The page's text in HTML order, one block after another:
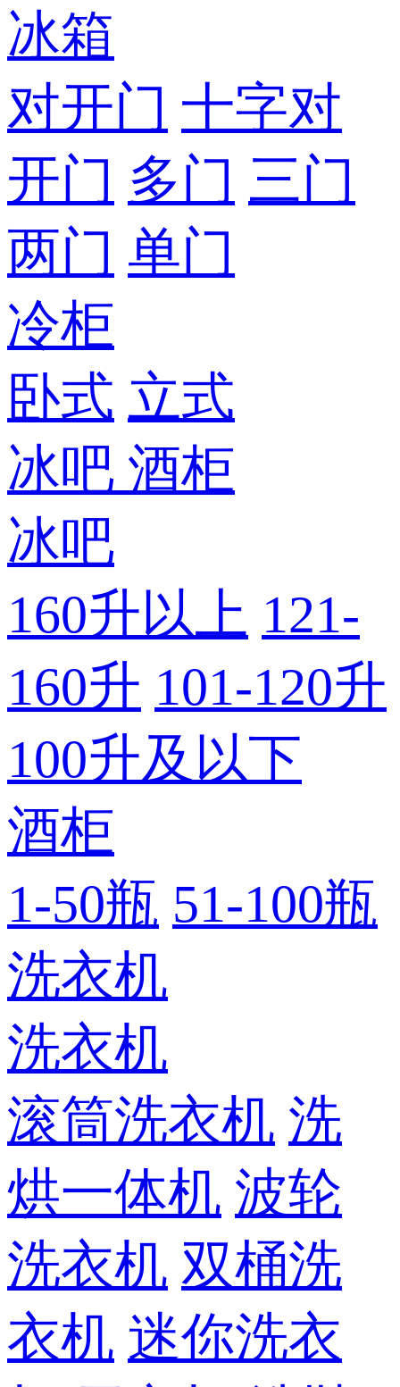
冰箱
对开门 十字对
开门 多门 三门
两门 单门
冷柜
卧式 立式
冰吧 酒柜
冰吧
160升以上 121-
160升 101-120升
100升及以下
酒柜
1-50瓶 51-100瓶
洗衣机
洗衣机
滚筒洗衣机 洗
烘一体机 波轮
洗衣机 双桶洗
衣机 迷你洗衣